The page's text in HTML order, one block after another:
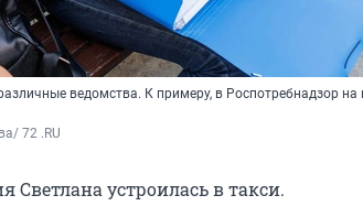
ведомства. К примеру, в Роспотребнадзор
72 .RU
Светлана устроилась в такси.